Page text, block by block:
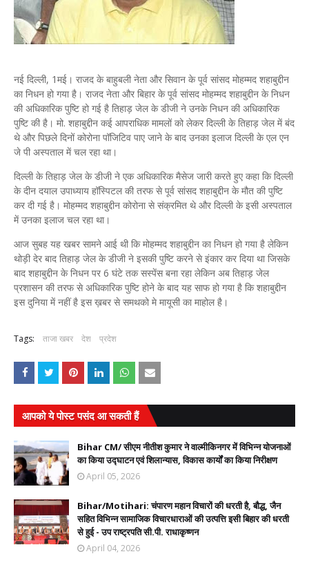
नई दिल्ली, 1मई। राजद के बाहुबली नेता और सिवान के पूर्व सांसद मोहम्मद शहाबुद्दीन
का निधन हो गया है। राजद नेता और बिहार के पूर्व सांसद मोहम्मद शहाबुद्दीन के निधन
की अधिकारिक पुष्टि हो गई है तिहाड़ जेल के डीजी ने उनके निधन की अधिकारिक
पुष्टि की है। मो. शहाबुद्दीन कई आपराधिक मामलों को लेकर दिल्ली के तिहाड़ जेल में बंद
थे और पिछले दिनों कोरोना पॉजिटिव पाए जाने के बाद उनका इलाज दिल्ली के एल एन
जे पी अस्पताल में चल रहा था।
दिल्ली के तिहाड़ जेल के डीजी ने एक अधिकारिक मैसेज जारी करते हुए कहा कि दिल्ली
के दीन दयाल उपाध्याय हॉस्पिटल की तरफ से पूर्व सांसद शहाबुद्दीन के मौत की पुष्टि
कर दी गई है। मोहम्मद शहाबुद्दीन कोरोना से संक्रमित थे और दिल्ली के इसी अस्पताल
में उनका इलाज चल रहा था।
आज सुबह यह खबर सामने आई थी कि मोहम्मद शहाबुद्दीन का निधन हो गया है लेकिन
थोड़ी देर बाद तिहाड़ जेल के डीजी ने इसकी पुष्टि करने से इंकार कर दिया था जिसके
बाद शहाबुद्दीन के निधन पर 6 घंटे तक सस्पेंस बना रहा लेकिन अब तिहाड़ जेल
प्रशासन की तरफ से अधिकारिक पुष्टि होने के बाद यह साफ हो गया है कि शहाबुद्दीन
इस दुनिया में नहीं है इस ख़बर से समथको मे मायूसी का माहोल है।
Tags: ताजा खबर देश प्रदेश
आपको ये पोस्ट पसंद आ सकती हैं
Bihar CM/ सीएम नीतीश कुमार ने वाल्मीकिनगर में विभिन्न योजनाओं
का किया उद्घाटन एवं शिलान्यास, विकास कार्यों का किया निरीक्षण
April 05, 2026
Bihar/Motihari: चंपारण महान विचारों की धरती है, बौद्ध, जैन
सहित विभिन्न सामाजिक विचारधाराओं की उत्पत्ति इसी बिहार की धरती
से हुई - उप राष्ट्रपति सी.पी. राधाकृष्णन
April 04, 2026